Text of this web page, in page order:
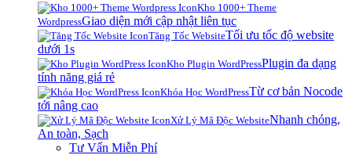
Kho 1000+ Theme
WordpressGiao diện mới cập nhật liên tục
Tăng Tốc WebsiteTối ưu tốc độ website
dưới 1s
Kho Plugin WordPressPlugin đa dạng
tính năng giá rẻ
Khóa Học WordPressTừ cơ bản Nocode
tới nâng cao
Xử Lý Mã Độc WebsiteNhanh chóng,
An toàn, Sạch
Tư Vấn Miễn Phí